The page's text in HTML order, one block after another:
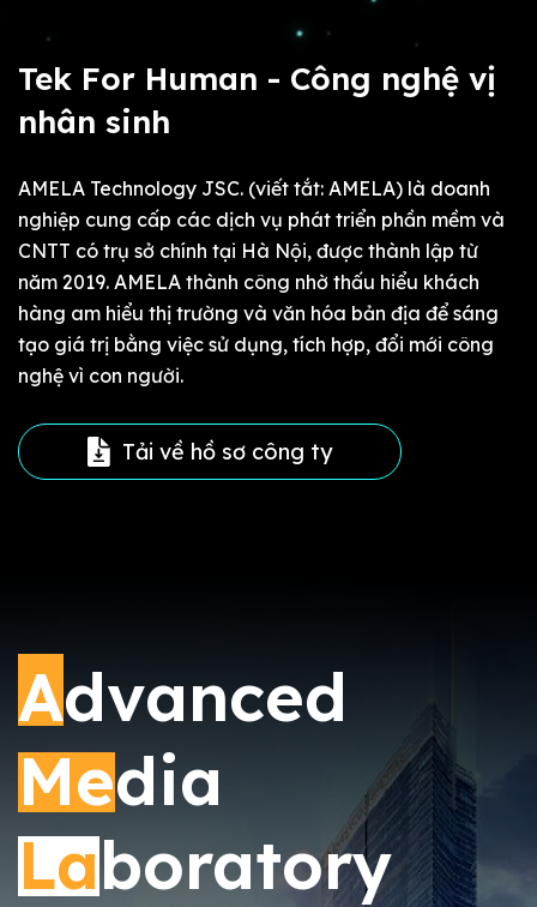
Tek For Human - Công nghệ vị
nhân sinh
AMELA Technology JSC. (viết tắt: AMELA) là doanh
nghiệp cung cấp các dịch vụ phát triển phần mềm và
CNTT có trụ sở chính tại Hà Nội, được thành lập từ
năm 2019. AMELA thành công nhờ thấu hiểu khách
hàng am hiểu thị trường và văn hóa bản địa để sáng
tạo giá trị bằng việc sử dụng, tích hợp, đổi mới công
nghệ vì con người.
Tải về hồ sơ công ty
Advanced
Media
Laboratory